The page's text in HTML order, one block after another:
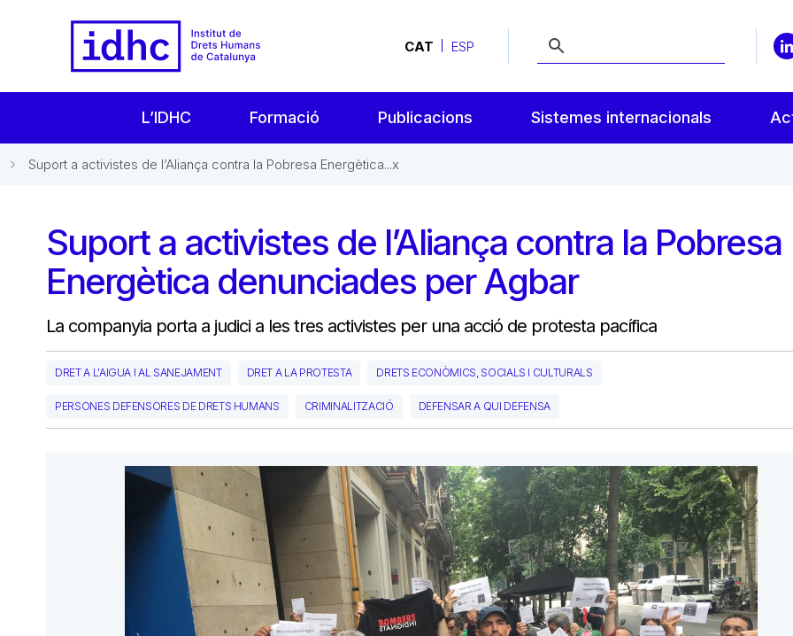
CAT ESP
L’IDHC Formació Publicacions Sistemes internacionals
Suport a activistes de l’Aliança contra la Pobresa Energètica...x
Suport a activistes de l’Aliança contra la Pobresa
Energètica denunciades per Agbar
La companyia porta a judici a les tres activistes per una acció de protesta pacífica
DRET A L'AIGUA I AL SANEJAMENT DRET A LA PROTESTA DRETS ECONÒMICS, SOCIALS I CULTURALS
PERSONES DEFENSORES DE DRETS HUMANS CRIMINALITZACIÓ DEFENSAR A QUI DEFENSA